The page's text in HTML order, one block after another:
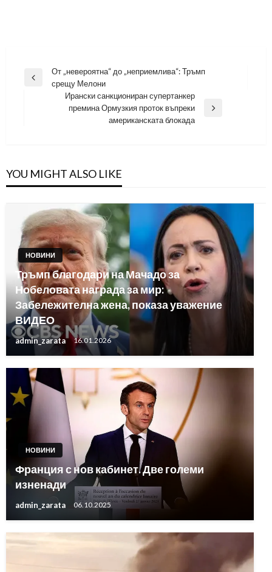
Навигация
Previous
От „невероятна“ до „неприемлива“: Тръмп
срещу Мелони
Ирански санкциониран супертанкер
премина Ормузкия проток въпреки
американската блокада
YOU MIGHT ALSO LIKE
НОВИНИ
Тръмп благодари на Мачадо за
Нобеловата награда за мир:
Забележителна жена, показа уважение
ВИДЕО
admin_zarata 16.01.2026
НОВИНИ
Франция с нов кабинет. Две големи
изненади
admin_zarata 06.10.2025